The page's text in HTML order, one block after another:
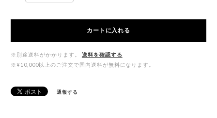
カートに入れる
※別途送料がかかります。
送料を確認する
※¥10,000以上のご注文で国内送料が無料になります。
通報する